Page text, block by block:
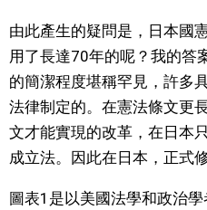
工作勞動
家庭
醫療健康
由此產生的疑問是，日本國
用了長達70年的呢？我的答
的簡潔程度堪稱罕見，許多
法律制定的。在憲法條文更
文才能實現的改革，在日本
成立法。因此在日本，正式
圖表1是以美國法學和政治